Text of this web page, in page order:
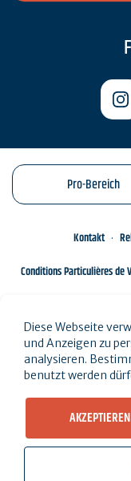
Pro-Bereich
Kontakt
Conditions Particulières de
Diese Webseite
und Anzeigen zu
analysieren.
benutzt werden
AKZEPTIEREN